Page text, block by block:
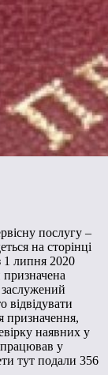
послугу –
на сторінці
1 липня 2020
відвідувати
призначення,
наявних у
працював у
тут подали 356